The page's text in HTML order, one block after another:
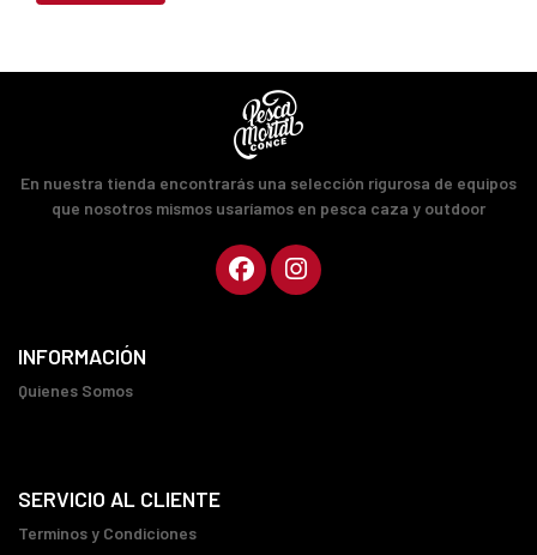
En nuestra tienda encontrarás una selección rigurosa de equipos
que nosotros mismos usaríamos en pesca caza y outdoor
INFORMACIÓN
Quienes Somos
SERVICIO AL CLIENTE
Terminos y Condiciones